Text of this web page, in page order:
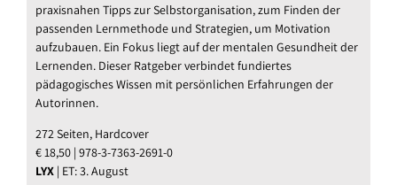
praxisnahen Tipps zur Selbstorganisation, zum Finden der
passenden Lernmethode und Strategien, um Motivation
aufzubauen. Ein Fokus liegt auf der mentalen Gesundheit der
Lernenden. Dieser Ratgeber verbindet fundiertes
pädagogisches Wissen mit persönlichen Erfahrungen der
Autorinnen.
272 Seiten, Hardcover
€ 18,50 | 978-3-7363-2691-0
LYX | ET: 3. August